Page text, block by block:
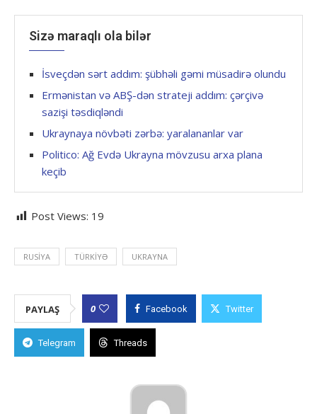
Sizə maraqlı ola bilər
İsveçdən sərt addım: şübhəli gəmi müsadirə olundu
Ermənistan və ABŞ-dən strateji addım: çərçivə
sazişi təsdiqləndi
Ukraynaya növbəti zərbə: yaralananlar var
Politico: Ağ Evdə Ukrayna mövzusu arxa plana
keçib
Post Views: 19
RUSIYA TÜRKIYƏ UKRAYNA
PAYLAŞ 0 Facebook Twitter
Telegram Threads